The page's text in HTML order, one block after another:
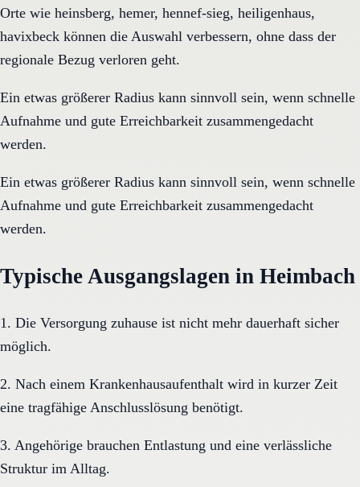
Orte wie heinsberg, hemer, hennef-sieg, heiligenhaus,
havixbeck können die Auswahl verbessern, ohne dass der
regionale Bezug verloren geht.
Ein etwas größerer Radius kann sinnvoll sein, wenn schnelle
Aufnahme und gute Erreichbarkeit zusammengedacht
werden.
Ein etwas größerer Radius kann sinnvoll sein, wenn schnelle
Aufnahme und gute Erreichbarkeit zusammengedacht
werden.
Typische Ausgangslagen in Heimbach
1. Die Versorgung zuhause ist nicht mehr dauerhaft sicher
möglich.
2. Nach einem Krankenhausaufenthalt wird in kurzer Zeit
eine tragfähige Anschlusslösung benötigt.
3. Angehörige brauchen Entlastung und eine verlässliche
Struktur im Alltag.